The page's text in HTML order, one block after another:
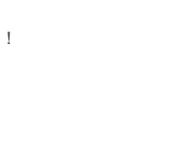
！